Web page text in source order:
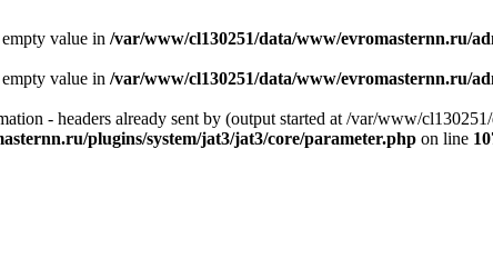
value in /var/www/cl130251/data/www/evromasternn.ru/
value in /var/www/cl130251/data/www/evromasternn.ru/
- headers already sent by (output started at /var/www/
plugins/system/jat3/jat3/core/parameter.php on line